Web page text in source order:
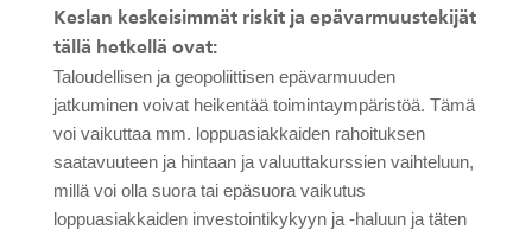
Keslan keskeisimmät riskit ja epävarmuustekijät
tällä hetkellä ovat:
Taloudellisen ja geopoliittisen epävarmuuden
jatkuminen voivat heikentää toimintaympäristöä. Tämä
voi vaikuttaa mm. loppuasiakkaiden rahoituksen
saatavuuteen ja hintaan ja valuuttakurssien vaihteluun,
millä voi olla suora tai epäsuora vaikutus
loppuasiakkaiden investointikykyyn ja -haluun ja täten